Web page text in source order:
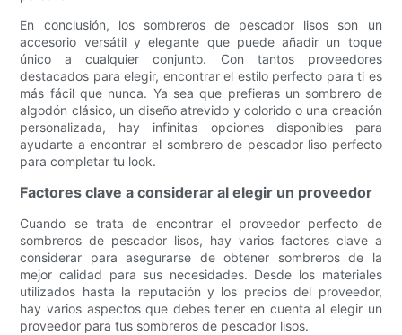
En conclusión, los sombreros de pescador lisos son un
accesorio versátil y elegante que puede añadir un toque
único a cualquier conjunto. Con tantos proveedores
destacados para elegir, encontrar el estilo perfecto para ti es
más fácil que nunca. Ya sea que prefieras un sombrero de
algodón clásico, un diseño atrevido y colorido o una creación
personalizada, hay infinitas opciones disponibles para
ayudarte a encontrar el sombrero de pescador liso perfecto
para completar tu look.
Factores clave a considerar al elegir un proveedor
Cuando se trata de encontrar el proveedor perfecto de
sombreros de pescador lisos, hay varios factores clave a
considerar para asegurarse de obtener sombreros de la
mejor calidad para sus necesidades. Desde los materiales
utilizados hasta la reputación y los precios del proveedor,
hay varios aspectos que debes tener en cuenta al elegir un
proveedor para tus sombreros de pescador lisos.